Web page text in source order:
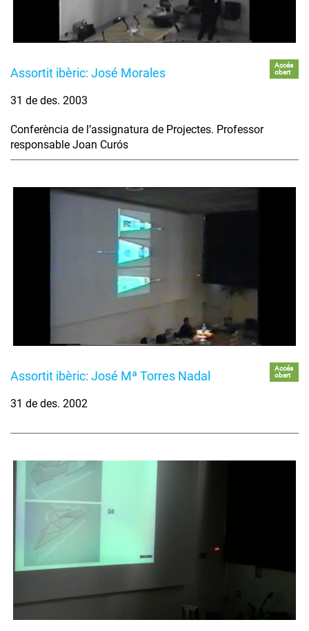
Assortit ibèric: José Morales
Accés
obert
31 de des. 2003
Conferència de l’assignatura de Projectes. Professor
responsable Joan Curós
Assortit ibèric: José Mª Torres Nadal
Accés
obert
31 de des. 2002